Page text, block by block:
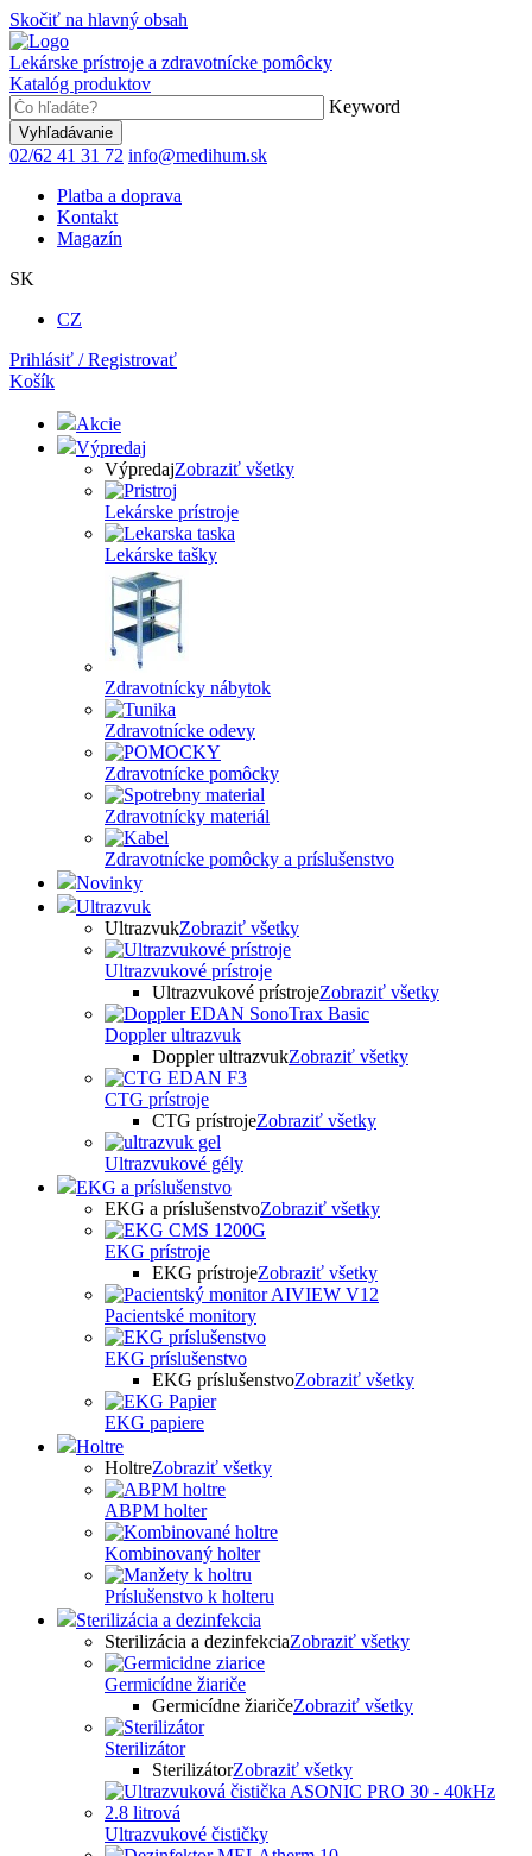
Skočiť na hlavný obsah
Lekárske prístroje a zdravotnícke pomôcky
Katalóg produktov
Keyword
02/62 41 31 72 info@medihum.sk
Platba a doprava
Kontakt
Magazín
SK
CZ
Prihlásiť / Registrovať
Košík
Akcie
Výpredaj
VýpredajZobraziť všetky
Lekárske prístroje
Lekárske tašky
Zdravotnícky nábytok
Zdravotnícke odevy
Zdravotnícke pomôcky
Zdravotnícky materiál
Zdravotnícke pomôcky a príslušenstvo
Novinky
Ultrazvuk
UltrazvukZobraziť všetky
Ultrazvukové prístroje
Ultrazvukové prístrojeZobraziť všetky
Doppler ultrazvuk
Doppler ultrazvukZobraziť všetky
CTG prístroje
CTG prístrojeZobraziť všetky
Ultrazvukové gély
EKG a príslušenstvo
EKG a príslušenstvoZobraziť všetky
EKG prístroje
EKG prístrojeZobraziť všetky
Pacientské monitory
EKG príslušenstvo
EKG príslušenstvoZobraziť všetky
EKG papiere
Holtre
HoltreZobraziť všetky
ABPM holter
Kombinovaný holter
Príslušenstvo k holteru
Sterilizácia a dezinfekcia
Sterilizácia a dezinfekciaZobraziť všetky
Germicídne žiariče
Germicídne žiaričeZobraziť všetky
Sterilizátor
SterilizátorZobraziť všetky
Ultrazvukové čističky